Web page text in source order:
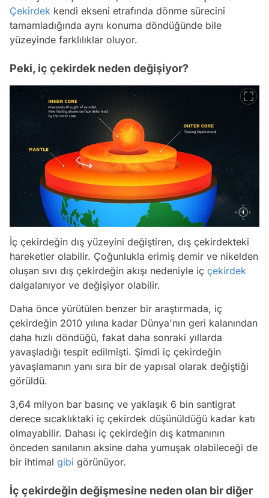
Çekirdek kendi ekseni etrafında dönme sürecini
tamamladığında aynı konuma döndüğünde bile
yüzeyinde farklılıklar oluyor.
Peki, iç çekirdek neden değişiyor?
İç çekirdeğin dış yüzeyini değiştiren, dış çekirdekteki
hareketler olabilir. Çoğunlukla erimiş demir ve nikelden
oluşan sıvı dış çekirdeğin akışı nedeniyle iç çekirdek
dalgalanıyor ve değişiyor olabilir.
Daha önce yürütülen benzer bir araştırmada, iç
çekirdeğin 2010 yılına kadar Dünya'nın geri kalanından
daha hızlı döndüğü, fakat daha sonraki yıllarda
yavaşladığı tespit edilmişti. Şimdi iç çekirdeğin
yavaşlamanın yanı sıra bir de yapısal olarak değiştiği
görüldü.
3,64 milyon bar basınç ve yaklaşık 6 bin santigrat
derece sıcaklıktaki iç çekirdek düşünüldüğü kadar katı
olmayabilir. Dahası iç çekirdeğin dış katmanının
önceden sanılanın aksine daha yumuşak olabileceği de
bir ihtimal gibi görünüyor.
İç çekirdeğin değişmesine neden olan bir diğer